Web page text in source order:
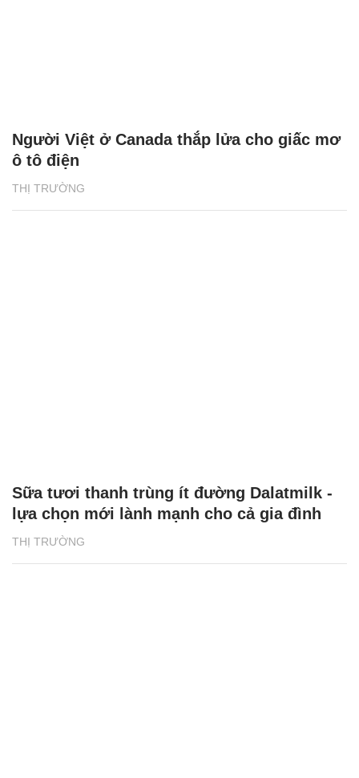
THỊ TRƯỜNG
Người Việt ở Canada thắp lửa cho giấc mơ
ô tô điện
THỊ TRƯỜNG
Sữa tươi thanh trùng ít đường Dalatmilk -
lựa chọn mới lành mạnh cho cả gia đình